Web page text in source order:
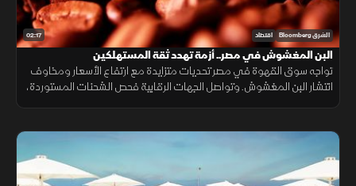
02:17 الشرق Bloomberg اقتصاد
البن المغشوش في مصر.. أزمة تهدد ثقة المستهلكين
تواجه سوق القهوة في مصر تحديات متزايدة مع ارتفاع الأسعار ومخاوف
انتشار البن المغشوش. وتواصل الجهات الرقابية فحص الشحنات المستوردة،